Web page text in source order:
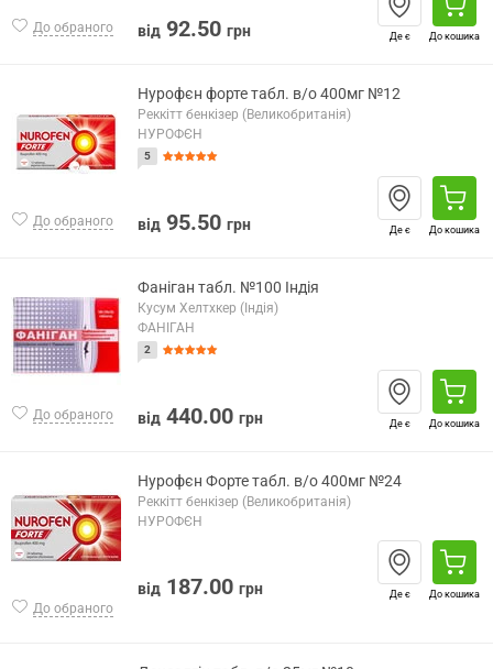
До обраного від 92.50 грн Де є До кошика
До обраного
Нурофєн форте табл. в/о 400мг №12
Реккітт бенкізер (Великобританія)
НУРОФЄН
5
від 95.50 грн Де є До кошика
До обраного
Фаніган табл. №100 Індія
Кусум Хелтхкер (Індія)
ФАНІГАН
2
від 440.00 грн Де є До кошика
До обраного
Нурофєн Форте табл. в/о 400мг №24
Реккітт бенкізер (Великобританія)
НУРОФЄН
від 187.00 грн Де є До кошика